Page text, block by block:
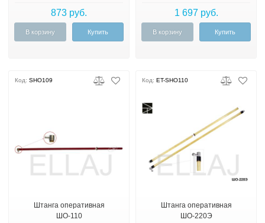
873 руб.
В корзину Купить
1 697 руб.
В корзину Купить
Код: SHO109
Штанга оперативная
ШО-110
Код: ET-SHO110
Штанга оперативная
ШО-220Э